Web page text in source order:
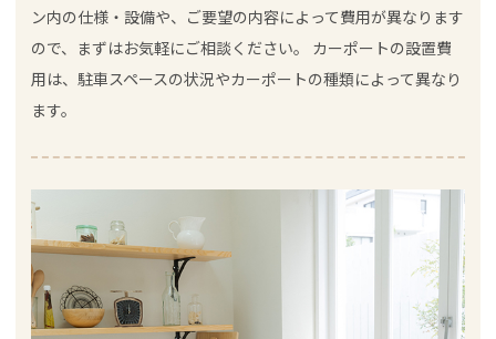
ン内の仕様・設備や、ご要望の内容によって費用が異なります
ので、まずはお気軽にご相談ください。 カーポートの設置費
用は、駐車スペースの状況やカーポートの種類によって異なり
ます。